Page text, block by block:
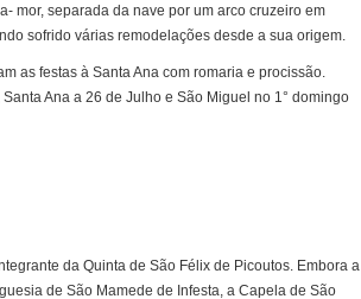
mor, separada da nave por um arco cruzeiro em
sofrido várias remodelações desde a sua origem.
as festas à Santa Ana com romaria e procissão.
Ana a 26 de Julho e São Miguel no 1° domingo
da Quinta de São Félix de Picoutos. Embora a
de São Mamede de Infesta, a Capela de São